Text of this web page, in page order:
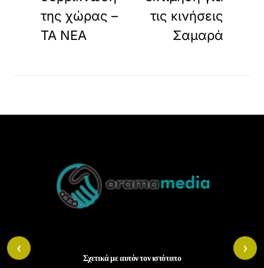
της χώρας –
ΤΑ ΝΕΑ
τις κινήσεις
Σαμαρά
Top
Σχετικά με αυτόν τον ιστότοπο
‹ ›